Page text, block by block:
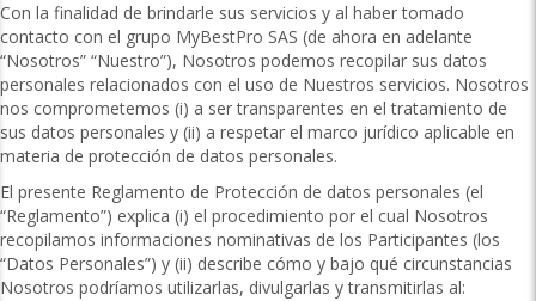
Con la finalidad de brindarle sus servicios y al haber tomado
contacto con el grupo MyBestPro SAS (de ahora en adelante
“Nosotros” “Nuestro”), Nosotros podemos recopilar sus datos
personales relacionados con el uso de Nuestros servicios. Nosotros
nos comprometemos (i) a ser transparentes en el tratamiento de
sus datos personales y (ii) a respetar el marco jurídico aplicable en
materia de protección de datos personales.
El presente Reglamento de Protección de datos personales (el
“Reglamento”) explica (i) el procedimiento por el cual Nosotros
recopilamos informaciones nominativas de los Participantes (los
“Datos Personales”) y (ii) describe cómo y bajo qué circunstancias
Nosotros podríamos utilizarlas, divulgarlas y transmitirlas al: